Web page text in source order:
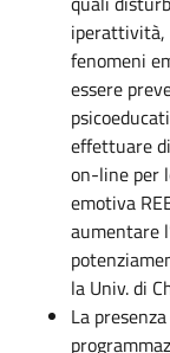
iperattività,
fenomeni
essere
effettuare
on-line per
emotiva
aumentare
la Univ. di
La